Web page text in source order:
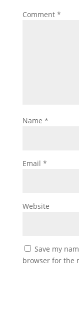
Comment *
Name *
Email *
Website
Save my
browser for the